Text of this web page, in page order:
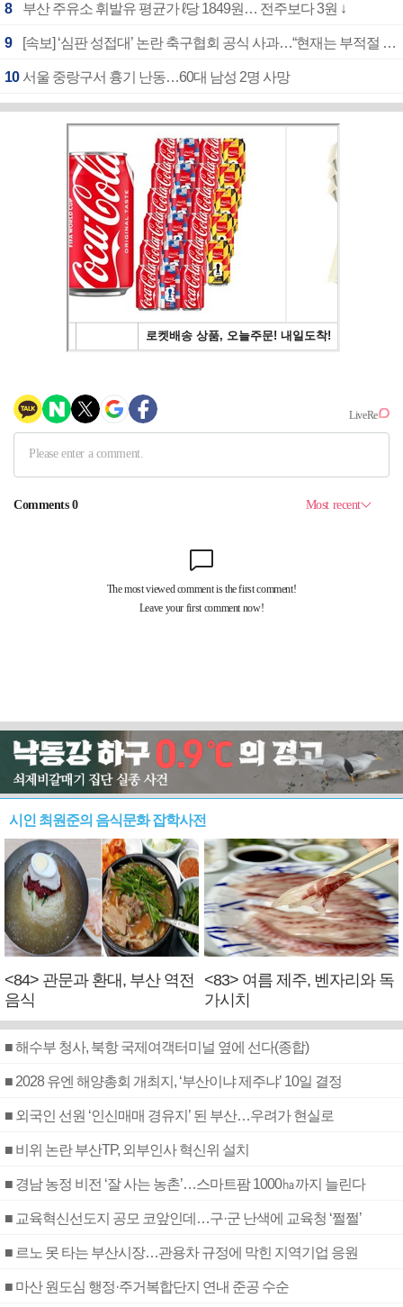
8 부산 주유소 휘발유 평균가 ℓ당 1849원… 전주보다 3원 ↓
9 [속보] ‘심판 성접대’ 논란 축구협회 공식 사과…“현재는 부적절 행위 없어”
10 서울 중랑구서 흉기 난동…60대 남성 2명 사망
시인 최원준의 음식문화 잡학사전
<84> 관문과 환대, 부산 역전
음식
<83> 여름 제주, 벤자리와 독
가시치
■ 해수부 청사, 북항 국제여객터미널 옆에 선다(종합)
■ 2028 유엔 해양총회 개최지, ‘부산이냐 제주냐’ 10일 결정
■ 외국인 선원 ‘인신매매 경유지’ 된 부산…우려가 현실로
■ 비위 논란 부산TP, 외부인사 혁신위 설치
■ 경남 농정 비전 ‘잘 사는 농촌’…스마트팜 1000㏊까지 늘린다
■ 교육혁신선도지 공모 코앞인데…구·군 난색에 교육청 ‘쩔쩔’
■ 르노 못 타는 부산시장…관용차 규정에 막힌 지역기업 응원
■ 마산 원도심 행정·주거복합단지 연내 준공 수순